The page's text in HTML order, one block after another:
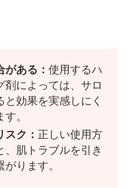
ある： 使用するハ
剤によっては、サロ
と効果を実感しにく
。
スク： 正しい使用方
、肌トラブルを引き
ります。